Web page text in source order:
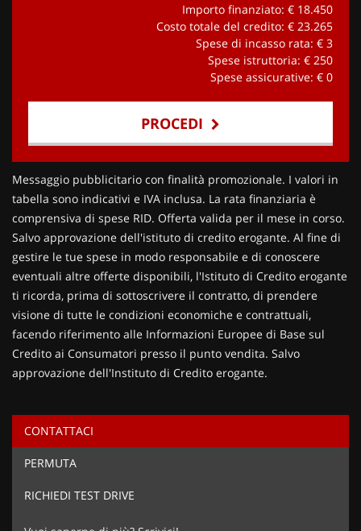
Importo finanziato: € 18.450
Costo totale del credito: € 23.265
Spese di incasso rata: € 3
Spese istruttoria: € 250
Spese assicurative: € 0
PROCEDI
Contattaci
Ho letto e accettol'informativa privacy*
Acconsento al trattamento dei miei dati per finalità di
Invia la tua richiesta
Messaggio pubblicitario con finalità promozionale. I valori in
tabella sono indicativi e IVA inclusa. La rata finanziaria è
comprensiva di spese RID. Offerta valida per il mese in corso.
Salvo approvazione dell'istituto di credito erogante. Al fine di
gestire le tue spese in modo responsabile e di conoscere
eventuali altre offerte disponibili, l'Istituto di Credito erogante
ti ricorda, prima di sottoscrivere il contratto, di prendere
visione di tutte le condizioni economiche e contrattuali,
facendo riferimento alle Informazioni Europee di Base sul
Credito ai Consumatori presso il punto vendita. Salvo
approvazione dell'Instituto di Credito erogante.
CONTATTACI
PERMUTA
RICHIEDI TEST DRIVE